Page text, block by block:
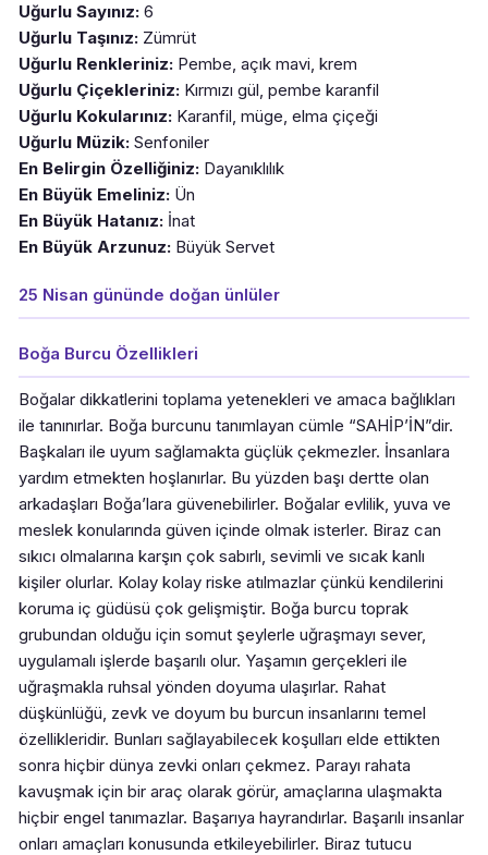
Uğurlu Sayınız: 6
Uğurlu Taşınız: Zümrüt
Uğurlu Renkleriniz: Pembe, açık mavi, krem
Uğurlu Çiçekleriniz: Kırmızı gül, pembe karanfil
Uğurlu Kokularınız: Karanfil, müge, elma çiçeği
Uğurlu Müzik: Senfoniler
En Belirgin Özelliğiniz: Dayanıklılık
En Büyük Emeliniz: Ün
En Büyük Hatanız: İnat
En Büyük Arzunuz: Büyük Servet
25 Nisan gününde doğan ünlüler
Boğa Burcu Özellikleri
Boğalar dikkatlerini toplama yetenekleri ve amaca bağlıkları
ile tanınırlar. Boğa burcunu tanımlayan cümle “SAHİP’İN”dir.
Başkaları ile uyum sağlamakta güçlük çekmezler. İnsanlara
yardım etmekten hoşlanırlar. Bu yüzden başı dertte olan
arkadaşları Boğa’lara güvenebilirler. Boğalar evlilik, yuva ve
meslek konularında güven içinde olmak isterler. Biraz can
sıkıcı olmalarına karşın çok sabırlı, sevimli ve sıcak kanlı
kişiler olurlar. Kolay kolay riske atılmazlar çünkü kendilerini
koruma iç güdüsü çok gelişmiştir. Boğa burcu toprak
grubundan olduğu için somut şeylerle uğraşmayı sever,
uygulamalı işlerde başarılı olur. Yaşamın gerçekleri ile
uğraşmakla ruhsal yönden doyuma ulaşırlar. Rahat
düşkünlüğü, zevk ve doyum bu burcun insanlarını temel
özellikleridir. Bunları sağlayabilecek koşulları elde ettikten
sonra hiçbir dünya zevki onları çekmez. Parayı rahata
kavuşmak için bir araç olarak görür, amaçlarına ulaşmakta
hiçbir engel tanımazlar. Başarıya hayrandırlar. Başarılı insanlar
onları amaçları konusunda etkileyebilirler. Biraz tutucu